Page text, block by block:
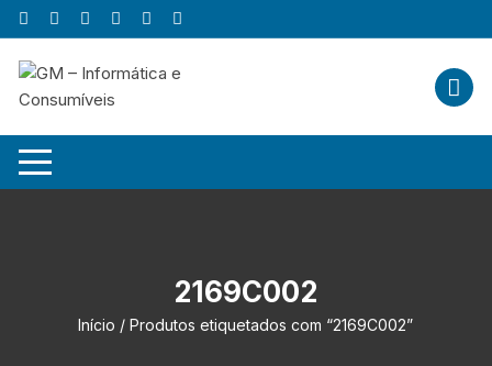
Skip
to
content
2169C002
Início / Produtos etiquetados com “2169C002”